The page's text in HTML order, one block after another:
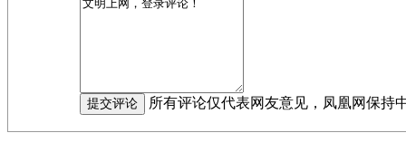
所有评论仅代表网友意见，凤凰网保持